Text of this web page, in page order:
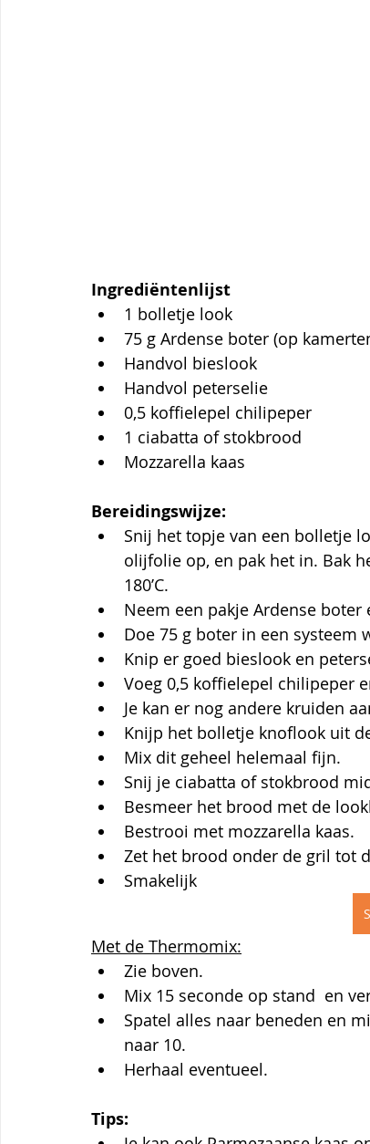
Ingrediëntenlijst
1 bolletje look
75 g Ardense boter (op
Handvol bieslook
Handvol peterselie
0,5 koffielepel chilipeper
1 ciabatta of stokbrood
Mozzarella kaas
Bereidingswijze:
Snij het topje van een bolletje
olijfolie op, en pak het in. Bak
180’C.
Neem een pakje Ardense
Doe 75 g boter in een systeem
Knip er goed bieslook en
Voeg 0,5 koffielepel chilipeper
Je kan er nog andere kruiden
Knijp het bolletje knoflook uit
Mix dit geheel helemaal fijn.
Snij je ciabatta of stokbrood
Besmeer het brood met de
Bestrooi met mozzarella kaas.
Zet het brood onder de gril tot
Smakelijk
Met de Thermomix:
Zie boven.
Mix 15 seconde op stand  en
Spatel alles naar beneden en
naar 10.
Herhaal eventueel.
Tips: